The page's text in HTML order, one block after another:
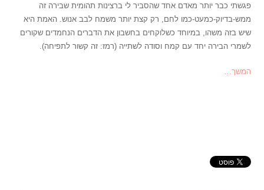
פגשתי כבר יותר מאדם אחד שהסביר לי ברצינות תהומית שבירה זה
ממש-בדיוק-כמעט-כמו לחם, רק קצת יותר משמח לבב אנוש. האמת היא
שיש בזה משהו, במיוחד כשלוקחים בחשבון את הדברים הנחמדים שקורים
לשמרי הבירה יחד עם קמח וסודה לשתייה (רמז: זה קשור לתפיחה).
המשך…